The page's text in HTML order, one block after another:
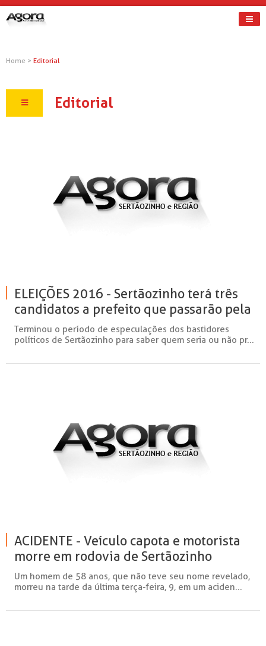
Home > Editorial
Editorial
ELEIÇÕES 2016 - Sertãozinho terá três
candidatos a prefeito que passarão pela
avaliação popular em 2 de outubro
Terminou o período de especulações dos bastidores
políticos de Sertãozinho para saber quem seria ou não pr...
ACIDENTE - Veículo capota e motorista
morre em rodovia de Sertãozinho
Um homem de 58 anos, que não teve seu nome revelado,
morreu na tarde da última terça-feira, 9, em um aciden...